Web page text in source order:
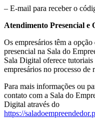
– E-mail para receber o
Atendimento Presencial e
Os empresários têm a
presencial na Sala do
Sala Digital oferece
empresários no processo de
Para mais informações ou
contato com a Sala do
Digital através do
https://